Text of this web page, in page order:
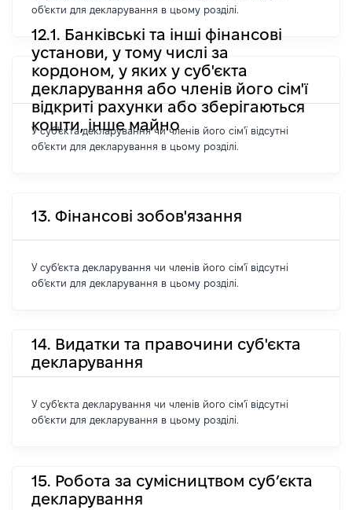
об'єкти для декларування в цьому розділі.
12.1. Банківські та інші фінансові
установи, у тому числі за
кордоном, у яких у суб'єкта
декларування або членів його сім'ї
відкриті рахунки або зберігаються
кошти, інше майно
У суб'єкта декларування чи членів його сім'ї відсутні
об'єкти для декларування в цьому розділі.
13. Фінансові зобов'язання
У суб'єкта декларування чи членів його сім'ї відсутні
об'єкти для декларування в цьому розділі.
14. Видатки та правочини суб'єкта
декларування
У суб'єкта декларування чи членів його сім'ї відсутні
об'єкти для декларування в цьому розділі.
15. Робота за сумісництвом суб’єкта
декларування